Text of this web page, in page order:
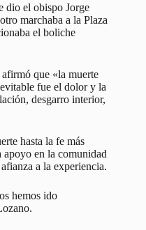
dio el obispo Jorge
marchaba a la Plaza
el boliche
que «la muerte
fue el dolor y la
desgarro interior,
hasta la fe más
apoyo en la comunidad
a la experiencia.
hemos ido